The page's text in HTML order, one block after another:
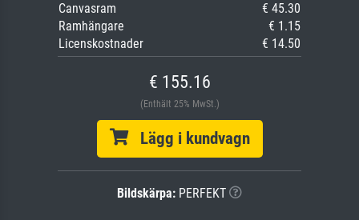
Canvasram
€ 45.30
Ramhängare
€ 1.15
Licenskostnader
€ 14.50
€ 155.16
(Enthält 25% MwSt.)
Lägg i kundvagn
Bildskärpa: PERFEKT